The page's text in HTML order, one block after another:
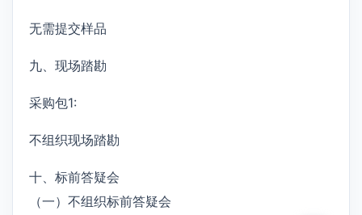
无需提交样品
九、现场踏勘
采购包1:
不组织现场踏勘
十、标前答疑会
（一）不组织标前答疑会